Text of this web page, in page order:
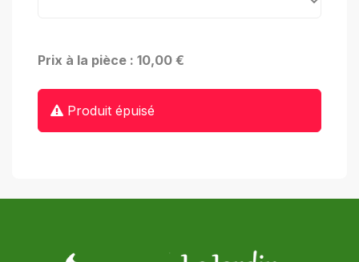
Prix à la pièce : 10,00 €
Produit épuisé